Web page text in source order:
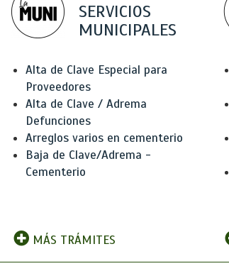
SERVICIOS
MUNICIPALES
Alta de Clave Especial para
Proveedores
Alta de Clave / Adrema
Defunciones
Arreglos varios en cementerio
Baja de Clave/Adrema -
Cementerio
MÁS TRÁMITES